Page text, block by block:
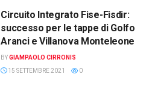
Circuito Integrato Fise-Fisdir:
successo per le tappe di Golfo
Aranci e Villanova Monteleone
BYGIAMPAOLO CIRRONIS
15 SETTEMBRE 2021
0